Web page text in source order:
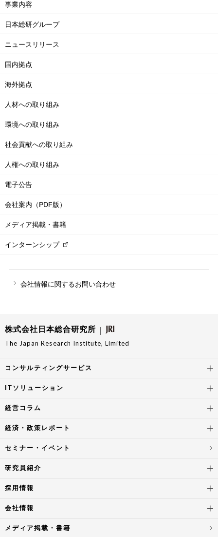
事業内容
日本総研グループ
ニュースリリース
国内拠点
海外拠点
人材への取り組み
環境への取り組み
社会貢献への取り組み
人権への取り組み
電子公告
会社案内（PDF版）
メディア掲載・書籍
インターンシップ
会社情報に関するお問い合わせ
株式会社日本総合研究所
The Japan Research Institute, Limited
コンサルティングサービス
ITソリューション
経営コラム
経済・政策レポート
セミナー・イベント
研究員紹介
採用情報
会社情報
メディア掲載・書籍